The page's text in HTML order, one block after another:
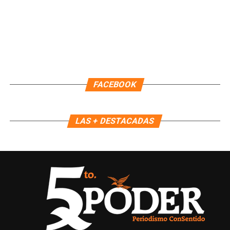
Recibe las noticias al instante
Únete al canal oficial de WhatsApp de
Quinto Podery recibe las noticias más
importantes de Quintana Roo directamente
en tu teléfono.
FACEBOOK
LAS + DESTACADAS